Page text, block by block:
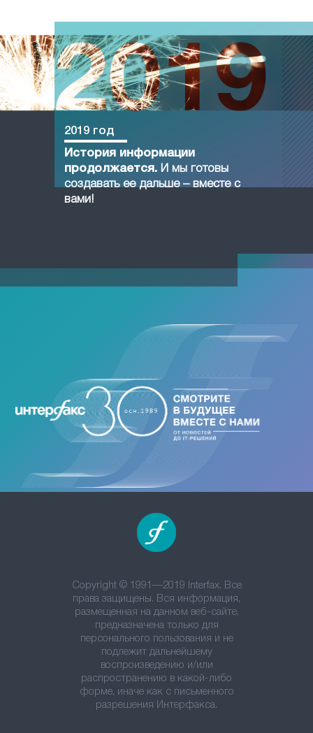
2019 год
История информации
продолжается. И мы готовы
создавать ее дальше – вместе с
вами!
Copyright © 1991—2019 Interfax. Все
права защищены. Вся информация,
размещенная на данном веб-сайте,
предназначена только для
персонального пользования и не
подлежит дальнейшему
воспроизведению и/или
распространению в какой-либо
форме, иначе как с письменного
разрешения Интерфакса.